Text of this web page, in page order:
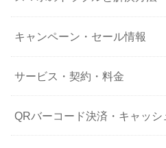
キャンペーン・セール情報
サービス・契約・料金
QRバーコード決済・キャッシ